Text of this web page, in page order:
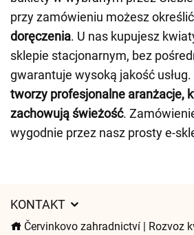
przy zamówieniu możesz określić
doręczenia. U nas kupujesz
sklepie stacjonarnym, bez
gwarantuje wysoką jakość usług.
tworzy profesjonalne aranżacje,
zachowują świeżość.
wygodnie przez nasz prosty e-
KONTAKT
Červinkovo zahradnictví | Rozvoz